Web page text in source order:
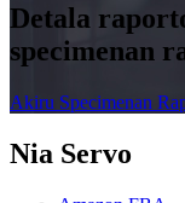
Detala
specimenan
Akiru Specimenan
Nia Servo